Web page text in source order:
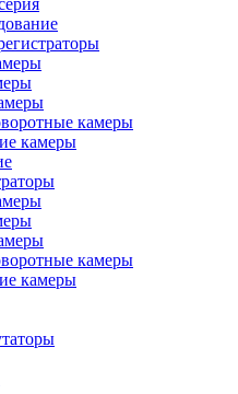
камеры
камеры
камеры
камеры